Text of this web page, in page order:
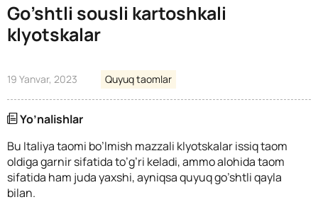
Go’shtli sousli kartoshkali
klyotskalar
19 Yanvar, 2023 Quyuq taomlar
Yo’nalishlar
Bu Italiya taomi bo’lmish mazzali klyotskalar issiq taom
oldiga garnir sifatida to’g’ri keladi, ammo alohida taom
sifatida ham juda yaxshi, ayniqsa quyuq go’shtli qayla
bilan.